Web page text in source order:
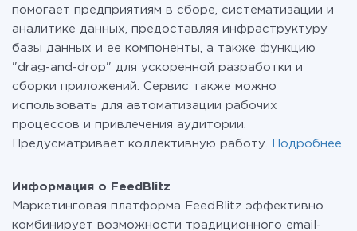
помогает предприятиям в сборе, систематизации и
аналитике данных, предоставляя инфраструктуру
базы данных и ее компоненты, а также функцию
"drag-and-drop" для ускоренной разработки и
сборки приложений. Сервис также можно
использовать для автоматизации рабочих
процессов и привлечения аудитории.
Предусматривает коллективную работу.
Подробнее
Информация о FeedBlitz
Маркетинговая платформа FeedBlitz эффективно
комбинирует возможности традиционного email-